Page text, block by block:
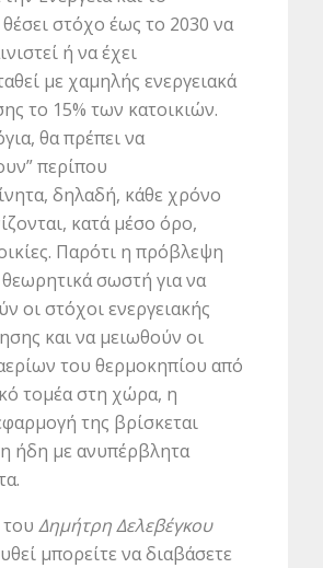
θέσει στόχο έως το 2030 να
ή να έχει
με χαμηλής ενεργειακά
το 15% των κατοικιών.
θα πρέπει να
περίπου
δηλαδή, κάθε χρόνο
κατά μέσο όρο,
Παρότι η πρόβλεψη
θεωρητικά σωστή για να
οι στόχοι ενεργειακής
και να μειωθούν οι
του θερμοκηπίου από
τομέα στη χώρα, η
της βρίσκεται
ήδη με ανυπέρβλητα
τουΔημήτρη Δελεβέγκου
μπορείτε να διαβάσετε